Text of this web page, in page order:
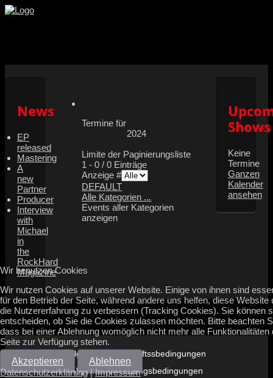
News
EP
released
Mastering
A
new
Partner
Producer
Interview
with
Michael
in
the
RockHard
Magazine
Shows
Keine
Termine
Ganzen
Kalender
ansehen
Termine für
2024
Limite der Paginierungsliste
1 - 0 / 0 Einträge
Anzeige #
DEFAULT
Alle Kategorien ...
Events aller Kategorien
anzeigen
Allgemeine Geschäftssbedingungen
Allgemeine Nutzungsbedingungen
Wir benutzen Cookies
Wir nutzen Cookies auf unserer Website. Einige von ihnen sind
für den Betrieb der Seite, während andere uns helfen, diese Website
die Nutzererfahrung zu verbessern (Tracking Cookies). Sie können
entscheiden, ob Sie die Cookies zulassen möchten. Bitte beachten
dass bei einer Ablehnung womöglich nicht mehr alle Funktionalitäten
Seite zur Verfügung stehen.
Akzeptieren
Ablehnen
Datenschutzerklärung|Impressum